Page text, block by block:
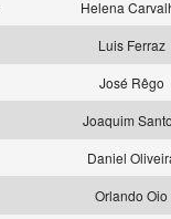
Helena
Luis Ferraz
José Rêgo
Joaquim
Daniel
Orlando Oio